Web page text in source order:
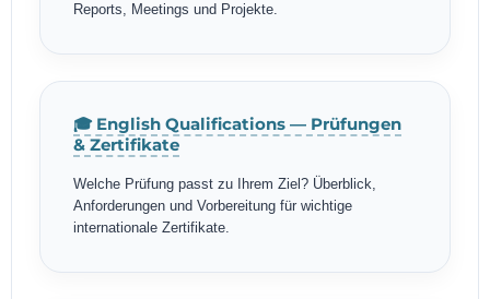
Reports, Meetings und Projekte.
🎓 English Qualifications — Prüfungen
& Zertifikate
Welche Prüfung passt zu Ihrem Ziel? Überblick,
Anforderungen und Vorbereitung für wichtige
internationale Zertifikate.